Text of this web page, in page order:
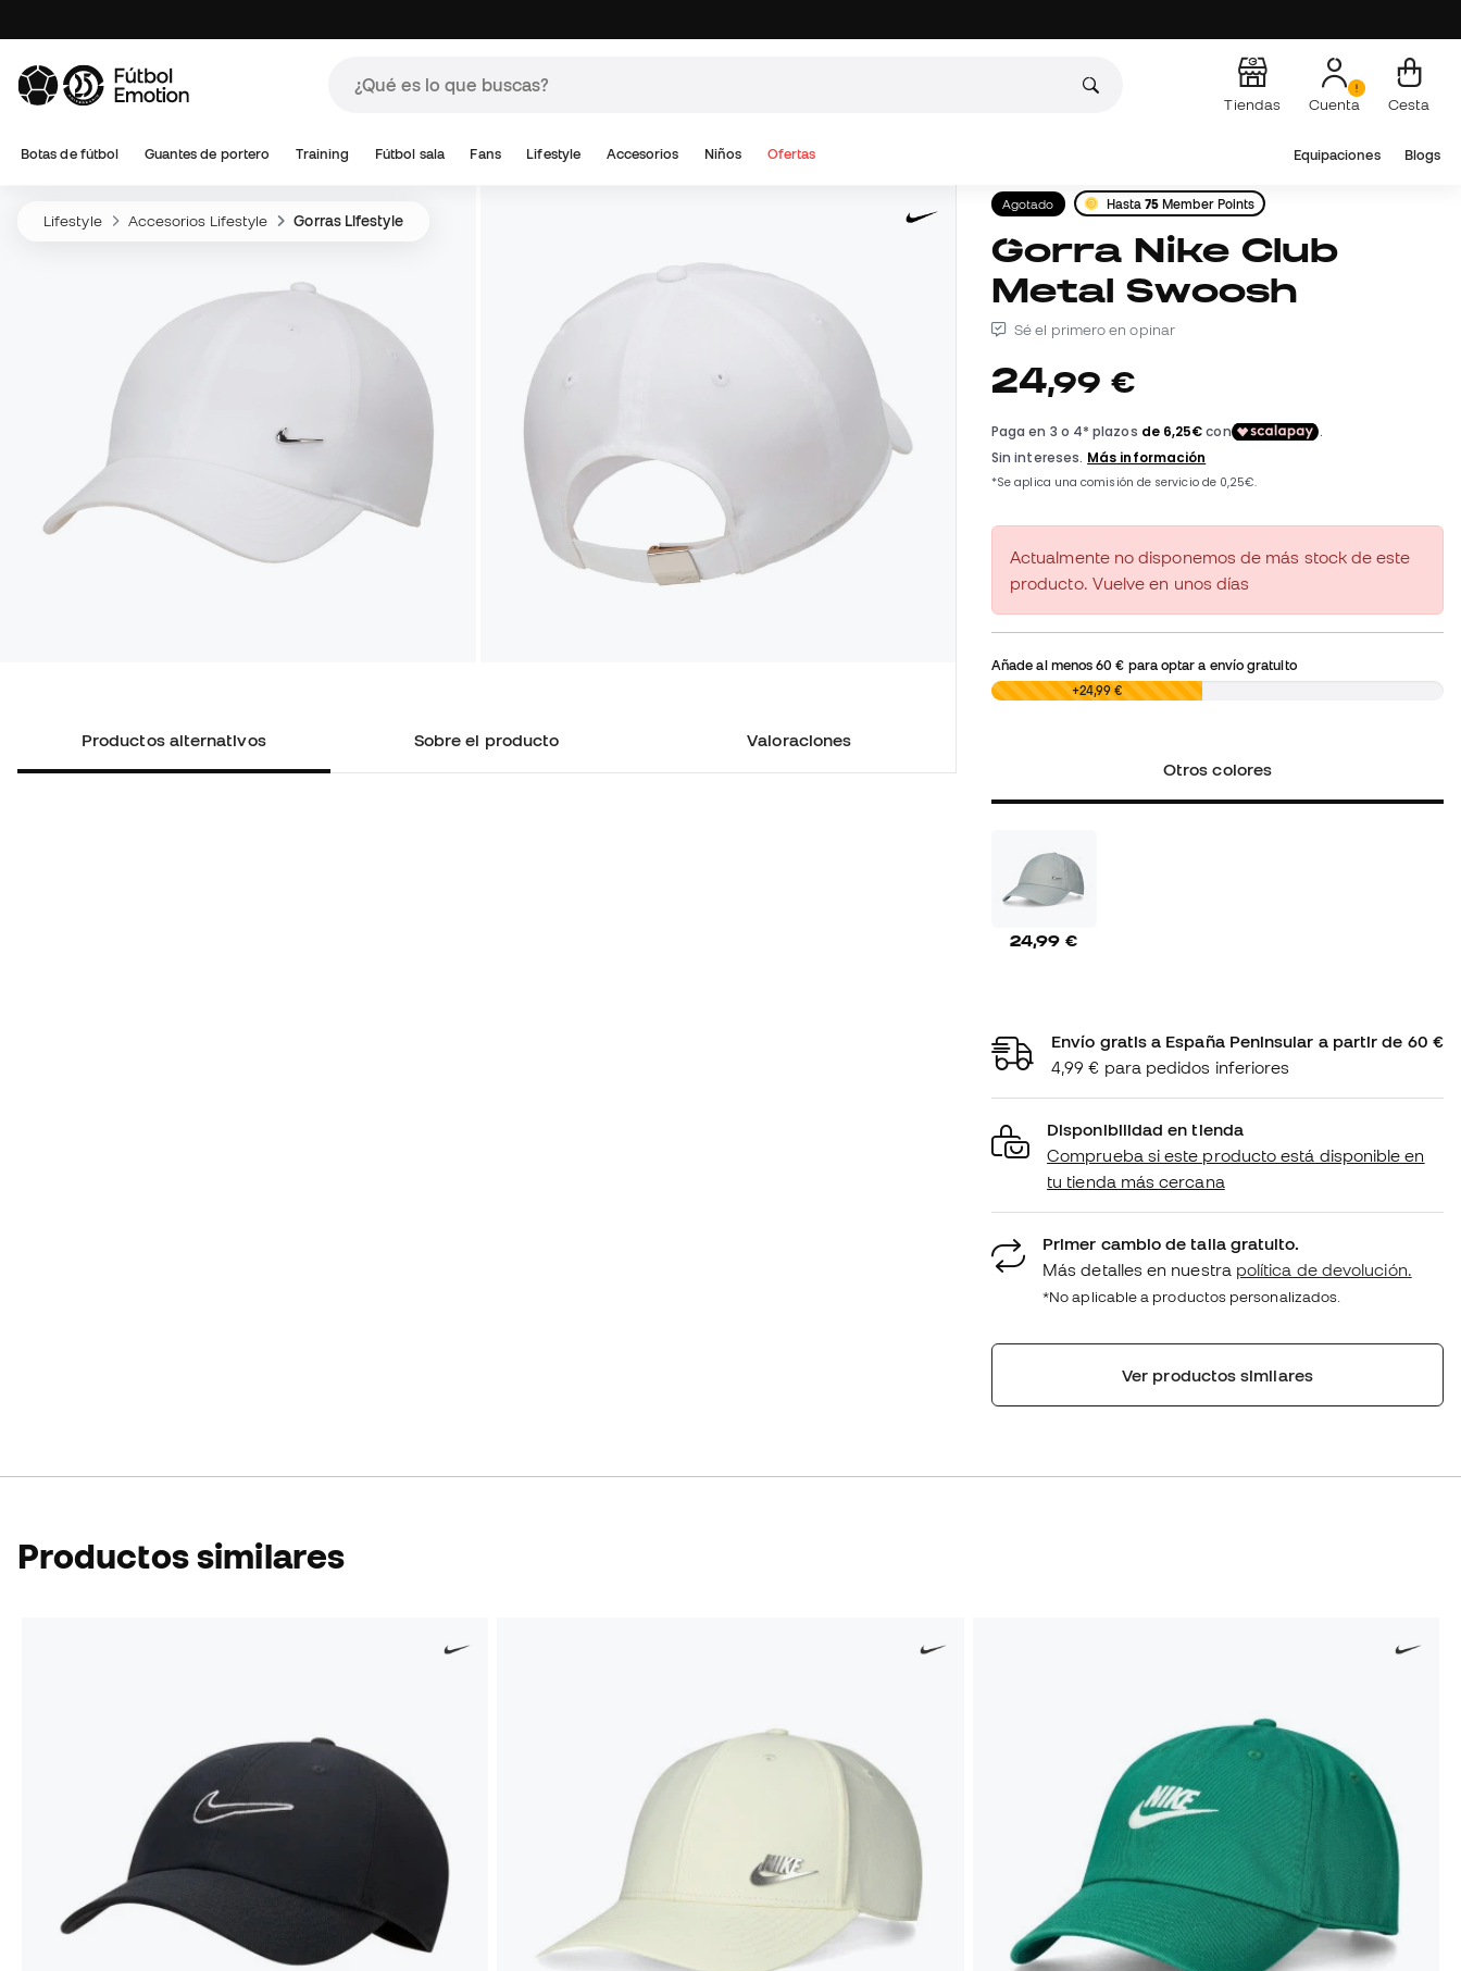
Tiendas Cuenta Cesta
Botas de fútbol Guantes de portero Training Fútbol sala Fans Lifestyle Accesorios Niños Ofertas Equipaciones Blogs
Lifestyle Accesorios Lifestyle Gorras Lifestyle
Productos alternativos Sobre el producto Valoraciones
Agotado Hasta75 Member Points
Gorra Nike Club
Metal Swoosh
Sé el primero en opinar
24,99 €
Actualmente no disponemos de más stock de este
producto. Vuelve en unos días
Añade al menos60 € para optar a envío gratuito
0,00 € +24,99 €
Otros colores
24,99 €
Envío gratis a España Peninsular a partir de 60 €
4,99 € para pedidos inferiores
Disponibilidad en tienda
Comprueba si este producto está disponible en
tu tienda más cercana
Primer cambio de talla gratuito.
Más detalles en nuestra política de devolución.
*No aplicable a productos personalizados.
Ver productos similares
Productos similares